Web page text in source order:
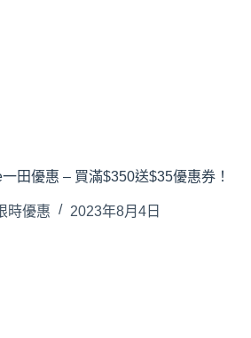
田優惠 – 買滿$350送$35優惠券！
時優惠 2023年8月4日